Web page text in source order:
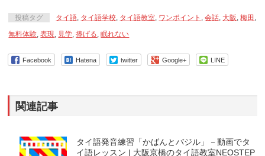
投稿タグ タイ語 タイ語学校 タイ語教室 ワンポイント ,会話 大阪 ,梅田
無料体験 ,表現 見学 ,捧げる ,眠れない
Facebook Hatena twitter Google+ LINE
関連記事
タイ語発音練習「かばんとバジル」－動画でタ
イ語レッスン | 大阪京橋のタイ語教室NEOSTEP